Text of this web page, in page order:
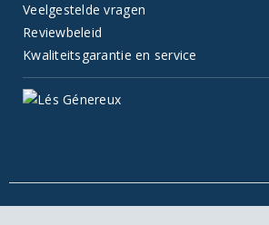
Veelgestelde vragen
Reviewbeleid
Kwaliteitsgarantie en service